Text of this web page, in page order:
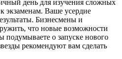
день для изучения сложных
экзаменам. Ваше усердие
Бизнесмены и
что новые возможности
подумываете о запуске нового
рекомендуют вам сделать